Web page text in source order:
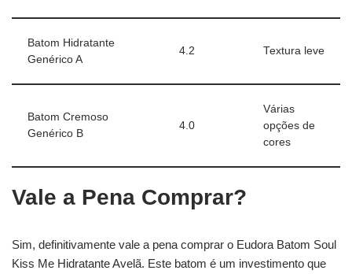
Batom Hidratante
Genérico A
4.2 Textura leve
Batom Cremoso
Genérico B
4.0
Várias
opções de
cores
Vale a Pena Comprar?
Sim, definitivamente vale a pena comprar o Eudora Batom Soul
Kiss Me Hidratante Avelã. Este batom é um investimento que